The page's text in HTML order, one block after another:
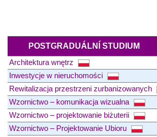
POSTGRADUÁLNÍ STUDIUM
Architektura wnętrz
Inwestycje w nieruchomości
Rewitalizacja przestrzeni zurbanizowanych
Wzornictwo – komunikacja wizualna
Wzornictwo – projektowanie biżuterii
Wzornictwo – Projektowanie Ubioru